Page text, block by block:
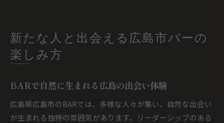
新たな人と出会える広島市バーの
楽しみ方
BARで自然に生まれる広島の出会い体験
広島県広島市のBARでは、多様な人々が集い、自然な出会い
が生まれる独特の雰囲気があります。リーダーシップのある